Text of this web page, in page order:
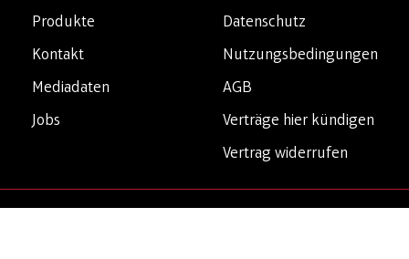
Datenschutz
Nutzungsbedingungen
AGB
Verträge hier kündigen
Vertrag widerrufen
Produkte
Kontakt
Mediadaten
Jobs